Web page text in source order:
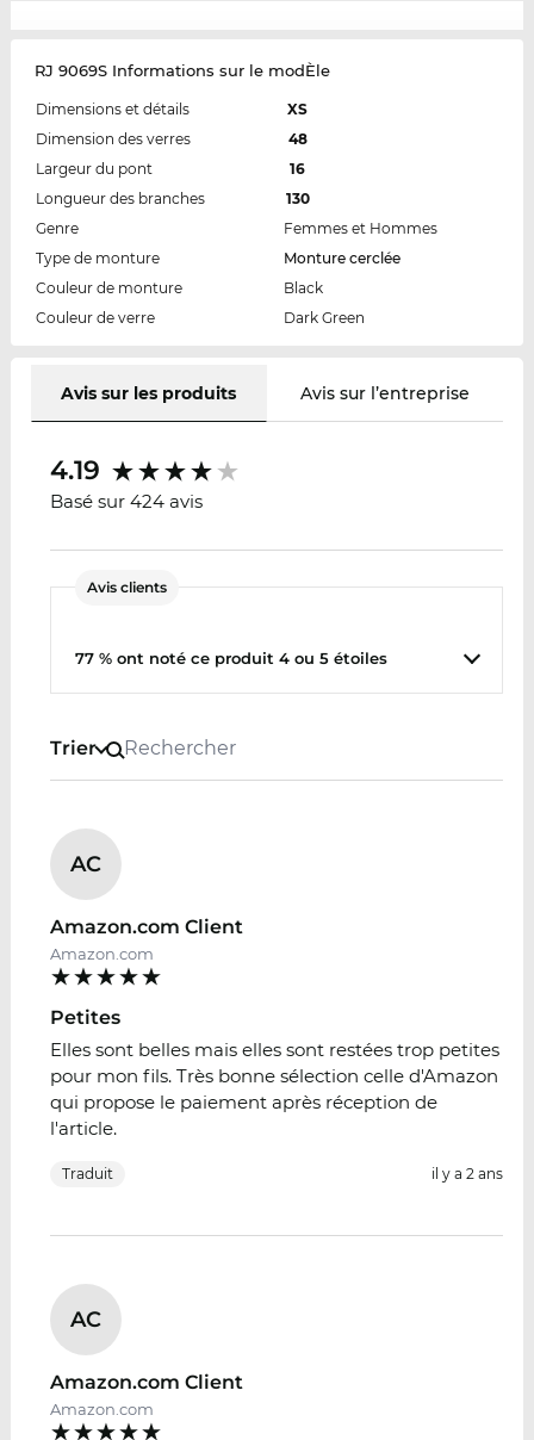
RJ 9069S Informations sur le modÈle
Dimensions et détails
XS
Dimension des verres
48
Largeur du pont
16
Longueur des branches
130
Genre
Femmes et Hommes
Type de monture
Monture cerclée
Couleur de monture
Black
Couleur de verre
Dark Green
Avis sur les produits Avis sur l’entreprise
4.19
Basé sur 424 avis
Avis clients
77 % ont noté ce produit 4 ou 5 étoiles
Trier
AC
Amazon.com Client
Amazon.com
Petites
Elles sont belles mais elles sont restées trop petites
pour mon fils. Très bonne sélection celle d'Amazon
qui propose le paiement après réception de
l'article.
Traduit il y a 2 ans
AC
Amazon.com Client
Amazon.com